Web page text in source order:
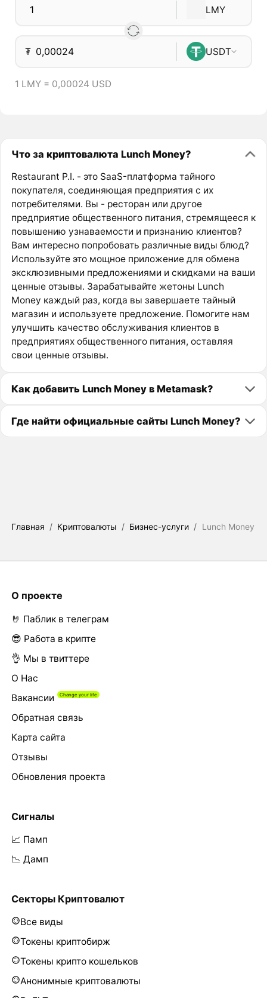
LMY
₮ USDT
1 LMY = 0,00024 USD
Что за криптовалюта Lunch Money?
Restaurant P.I. - это SaaS-платформа тайного
покупателя, соединяющая предприятия с их
потребителями. Вы - ресторан или другое
предприятие общественного питания, стремящееся к
повышению узнаваемости и признанию клиентов?
Вам интересно попробовать различные виды блюд?
Используйте это мощное приложение для обмена
эксклюзивными предложениями и скидками на ваши
ценные отзывы. Зарабатывайте жетоны Lunch
Money каждый раз, когда вы завершаете тайный
магазин и используете предложение. Помогите нам
улучшить качество обслуживания клиентов в
предприятиях общественного питания, оставляя
свои ценные отзывы.
Как добавить Lunch Money в Metamask?
Где найти официальные сайты Lunch Money?
Главная / Криптовалюты / Бизнес-услуги / Lunch Money
О проекте
🤘 Паблик в телеграм
😎 Работа в крипте
👌 Мы в твиттере
О Нас
Вакансии
Обратная связь
Карта сайта
Отзывы
Обновления проекта
Сигналы
📈 Памп
📉 Дамп
Секторы Криптовалют
Все виды
Токены криптобирж
Токены крипто кошельков
Анонимные криптовалюты